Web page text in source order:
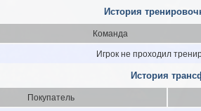
История
Команда
Игрок не проходил
История
Покупатель